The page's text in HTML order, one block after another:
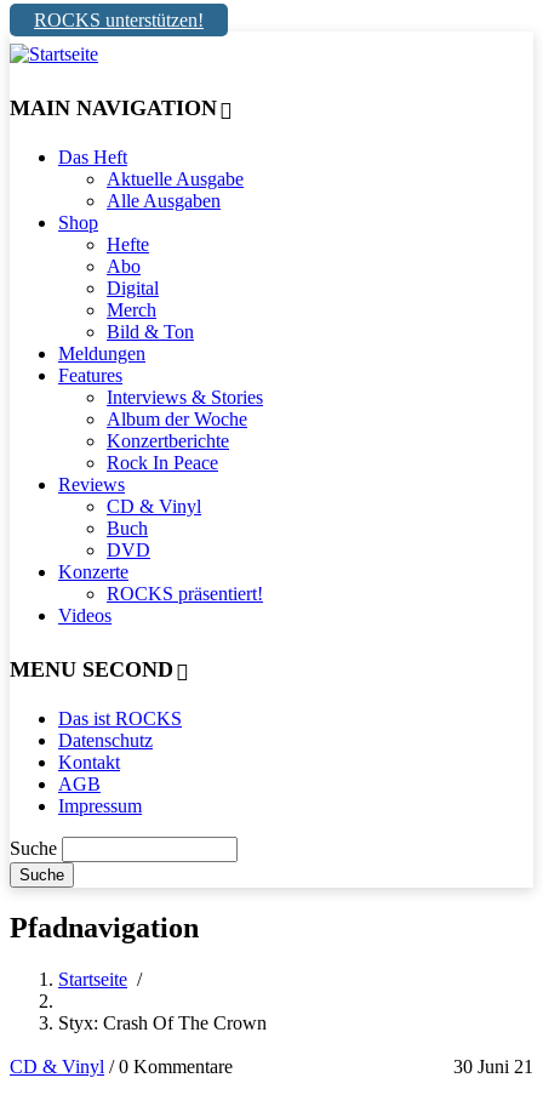
ROCKS unterstützen!
MAIN NAVIGATION
Das Heft
Aktuelle Ausgabe
Alle Ausgaben
Shop
Hefte
Abo
Digital
Merch
Bild & Ton
Meldungen
Features
Interviews & Stories
Album der Woche
Konzertberichte
Rock In Peace
Reviews
CD & Vinyl
Buch
DVD
Konzerte
ROCKS präsentiert!
Videos
MENU SECOND
Das ist ROCKS
Datenschutz
Kontakt
AGB
Impressum
Suche
Pfadnavigation
Startseite /
Styx: Crash Of The Crown
CD & Vinyl 30 Juni 21
/0 Kommentare